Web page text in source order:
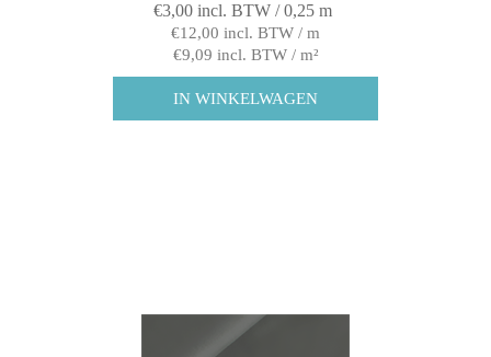
€3,00 incl. BTW / 0,25 m
€12,00 incl. BTW / m
€9,09 incl. BTW / m²